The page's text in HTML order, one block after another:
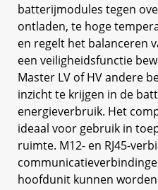
batterijmodules tegen
ontladen, te hoge
en regelt het balanceren
een veiligheidsfunctie
Master LV of HV andere
inzicht te krijgen in de
energieverbruik. Het
ideaal voor gebruik in
ruimte. M12- en RJ45-
hoofdunit kunnen